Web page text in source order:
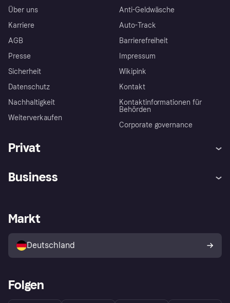
Über uns
Karriere
AGB
Presse
Sicherheit
Datenschutz
Nachhaltigkeit
Weiterverkaufen
Anti-Geldwäsche
Auto-Track
Barrierefreiheit
Impressum
Wikipink
Kontakt
Kontaktinformationen für
Behörden
Corporate governance
Privat
Klarna App
Shops entdecken
Käuferschutzrichtlinie
Dein Widerrufsrecht
Business
Händlerportal
Markt
Deutschland
Folgen